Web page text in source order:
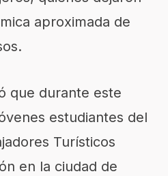
aproximada de
que durante este
estudiantes del
Turísticos
en la ciudad de